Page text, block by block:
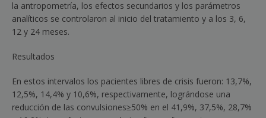
la antropometría, los efectos secundarios y los parámetros
analíticos se controlaron al inicio del tratamiento y a los 3, 6,
12 y 24 meses.
Resultados
En estos intervalos los pacientes libres de crisis fueron: 13,7%,
12,5%, 14,4% y 10,6%, respectivamente, lográndose una
reducción de las convulsiones≥50% en el 41,9%, 37,5%, 28,7%